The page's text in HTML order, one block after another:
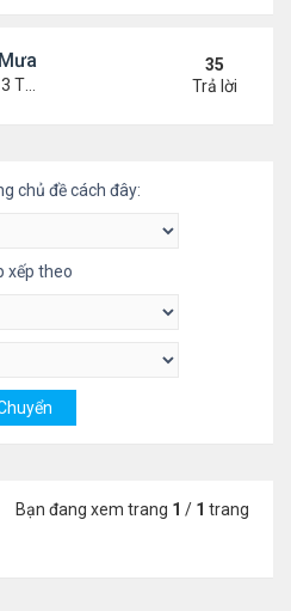
(Lôi Vũ)
9:50 pm
35
Trả lời
chủ đề cách đây:
xếp theo
Bạn đang xem trang 1 / 1 trang